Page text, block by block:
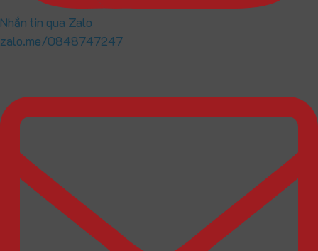
Nhắn tin qua Zalo
zalo.me/0848747247